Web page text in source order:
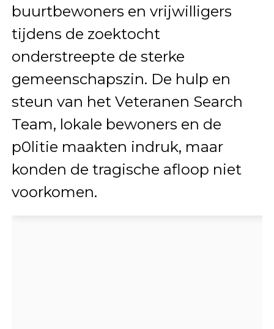
buurtbewoners en vrijwilligers
tijdens de zoektocht
onderstreepte de sterke
gemeenschapszin. De hulp en
steun van het Veteranen Search
Team, lokale bewoners en de
p0litie maakten indruk, maar
konden de tragische afloop niet
voorkomen.